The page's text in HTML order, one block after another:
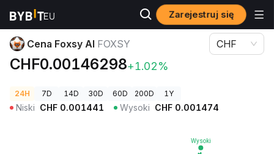
Zarejestruj się
Ceny kryptowalut Cena Foxsy AI FOXSY
Cena Foxsy AI FOXSY
CHF0.00146298+1.02%
CHF
24H 7D 14D 30D 60D 200D 1Y
Niski CHF 0.001441 Wysoki CHF 0.001474